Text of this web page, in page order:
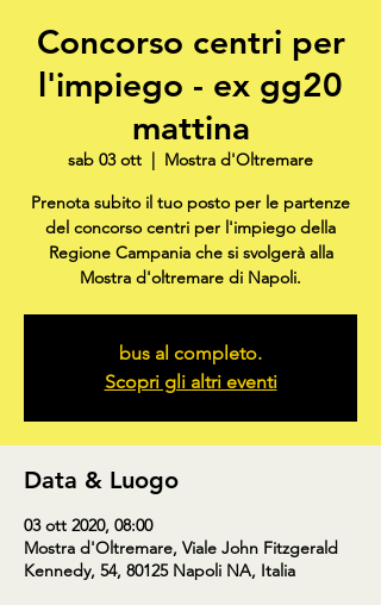
Concorso centri per
l'impiego - ex gg20
mattina
sab 03 ott
  |
Mostra d'Oltremare
Prenota subito il tuo posto per le partenze
del concorso centri per l'impiego della
Regione Campania che si svolgerà alla
Mostra d'oltremare di Napoli.
bus al completo.
Scopri gli altri eventi
Data & Luogo
03 ott 2020, 08:00
Mostra d'Oltremare, Viale John Fitzgerald
Kennedy, 54, 80125 Napoli NA, Italia